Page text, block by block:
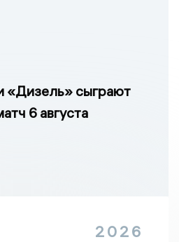
«Дизель» сыграют
6 августа
2026